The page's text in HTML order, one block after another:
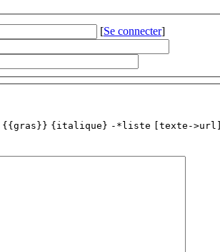
[Se connecter]
{{gras}} {italique} -*liste [texte->url]